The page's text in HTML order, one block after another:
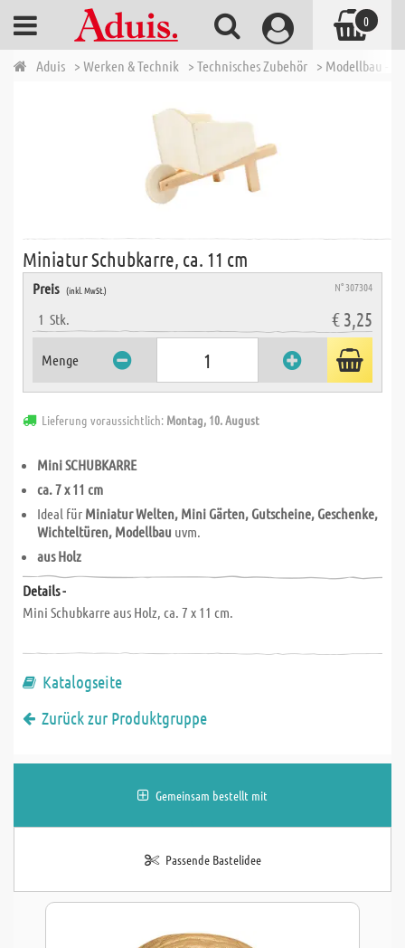
Aduis > Werken & Technik > Technisches Zubehör > Modellbau -
Miniatur Schubkarre, ca. 11 cm
Preis (inkl. MwSt.) N° 307304
1 Stk. € 3,25
Menge
Lieferung voraussichtlich: Montag, 10. August
Mini SCHUBKARRE
ca. 7 x 11 cm
Ideal für Miniatur Welten, Mini Gärten, Gutscheine, Geschenke,
Wichteltüren, Modellbau uvm.
aus Holz
Details -
Mini Schubkarre aus Holz, ca. 7 x 11 cm.
Katalogseite
Zurück zur Produktgruppe
Gemeinsam bestellt mit
Passende Bastelidee
0